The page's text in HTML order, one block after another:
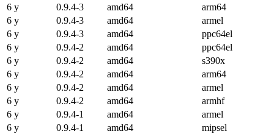
6 y
0.9.4-3 amd64
arm64
6 y
0.9.4-3 amd64
armel
6 y
0.9.4-3 amd64
ppc64el
6 y
0.9.4-2 amd64
ppc64el
6 y
0.9.4-2 amd64
s390x
6 y
0.9.4-2 amd64
arm64
6 y
0.9.4-2 amd64
armel
6 y
0.9.4-2 amd64
armhf
6 y
0.9.4-1 amd64
armel
6 y
0.9.4-1 amd64
mipsel